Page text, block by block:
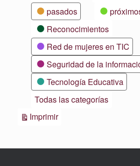
pasados
Reconocimientos
Red de mujeres en TIC
Seguridad de la
Tecnología Educativa
Todas las categorías
ImprimirVistas